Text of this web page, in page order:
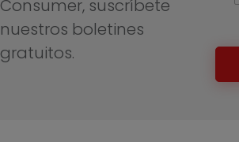
Consumer, suscríbete
nuestros boletines
gratuitos.